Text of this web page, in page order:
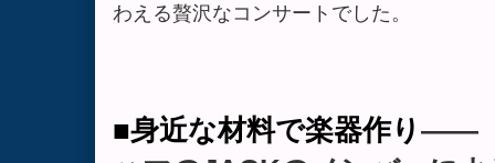
わえる贅沢なコンサートでした。
■身近な材料で楽器作り ――